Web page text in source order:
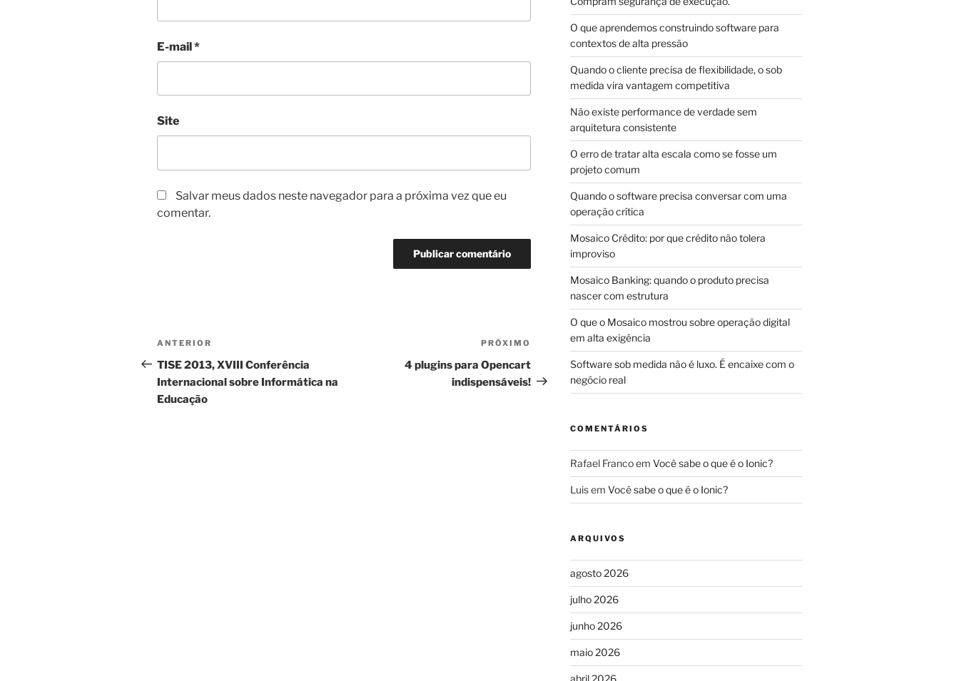
E-mail*
Site
Salvar meus dados neste navegador para a próxima vez que eu
comentar.
Navegação
de
Post
Post
anterior
ANTERIOR
TISE 2013, XVIII Conferência
Internacional sobre Informática na
Educação
Próximo
post
PRÓXIMO
4 plugins para Opencart
indispensáveis!
O que aprendemos construindo software para
contextos de alta pressão
Quando o cliente precisa de flexibilidade, o sob
medida vira vantagem competitiva
Não existe performance de verdade sem
arquitetura consistente
O erro de tratar alta escala como se fosse um
projeto comum
Quando o software precisa conversar com uma
operação crítica
Mosaico Crédito: por que crédito não tolera
improviso
Mosaico Banking: quando o produto precisa
nascer com estrutura
O que o Mosaico mostrou sobre operação digital
em alta exigência
Software sob medida não é luxo. É encaixe com o
negócio real
COMENTÁRIOS
Rafael Francoem Você sabe o que é o Ionic?
Luisem Você sabe o que é o Ionic?
ARQUIVOS
agosto 2026
julho 2026
junho 2026
maio 2026